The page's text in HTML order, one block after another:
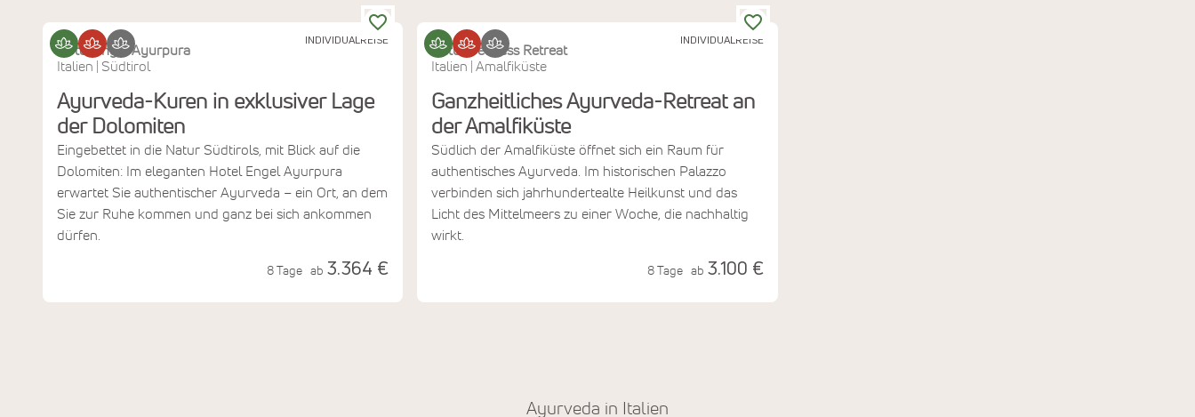
INDIVIDUALREISE
Hotel Engel Ayurpura
Italien
Südtirol
Ayurveda-Kuren in exklusiver Lage
der Dolomiten
Eingebettet in die Natur Südtirols, mit Blick auf die
Dolomiten: Im eleganten Hotel Engel Ayurpura
erwartet Sie authentischer Ayurveda – ein Ort, an dem
Sie zur Ruhe kommen und ganz bei sich ankommen
dürfen.
8 Tage ab 3.364 €
INDIVIDUALREISE
Datu Wellness Retreat
Italien |Amalfiküste
Ganzheitliches Ayurveda-Retreat an
der Amalfiküste
Südlich der Amalfiküste öffnet sich ein Raum für
authentisches Ayurveda. Im historischen Palazzo
verbinden sich jahrhundertealte Heilkunst und das
Licht des Mittelmeers zu einer Woche, die nachhaltig
wirkt.
8 Tage ab 3.100 €
Ayurveda in Italien